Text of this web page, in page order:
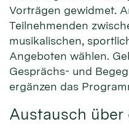
Vorträgen gewidmet.
Teilnehmenden
musikalischen,
Angeboten wählen.
Gesprächs- und
ergänzen das
Austausch über